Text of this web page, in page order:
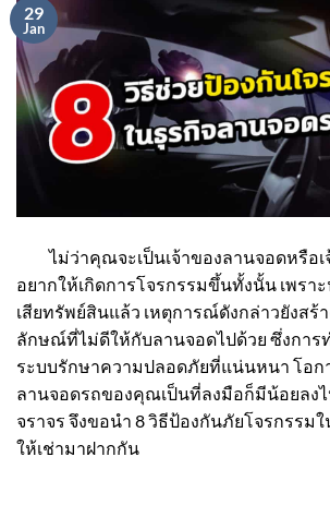
29
Jan
ไม่ว่าคุณจะเป็นเจ้าของลานจอดหรือเ
อยากให้เกิดการโจรกรรมขึ้นทั้งนั้น เพรา
เสียทรัพย์สินแล้ว เหตุการณ์ดังกล่าวยังสร้
ลักษณ์ที่ไม่ดีให้กับลานจอดไปด้วย ซึ่งการ
ระบบรักษาความปลอดภัยที่แน่นหนา โอก
ลานจอดรถของคุณเป็นที่ลงมือก็มีน้อยลงไ
จราจร จึงขอนำ 8 วิธีป้องกันภัยโจรกรรม
ให้เช่ามาฝากกัน